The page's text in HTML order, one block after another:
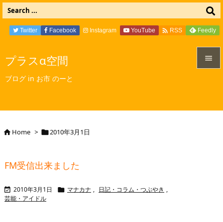
プラスα空間
ブログ in お市 のーと

Twitter Facebook Instagram YouTube  RSS Feedly
Home > 2010年3月1日
FM受信出来ました
 2010年3月1日  マナカナ , 日記・コラム・つぶやき ,
芸能・アイドル